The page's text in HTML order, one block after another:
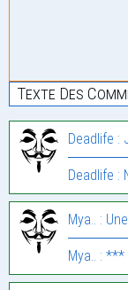
Texte Des
Deadlife :
Deadlife :
Mya.. :
Mya.. :